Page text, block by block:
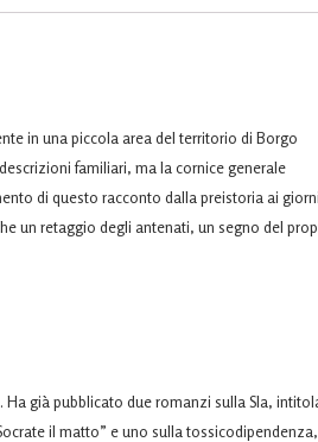
in una piccola area del territorio di Borgo
familiari, ma la cornice generale
di questo racconto dalla preistoria ai giorni
un retaggio degli antenati, un segno del
già pubblicato due romanzi sulla Sla,
il matto” e uno sulla tossicodipendenza,